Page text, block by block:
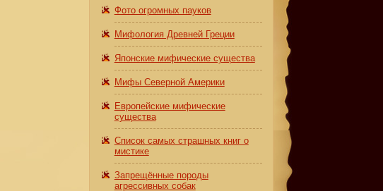
Фото огромных пауков
Мифология Древней Греции
Японские мифические существа
Мифы Северной Америки
Европейские мифические
существа
Список самых страшных книг о
мистике
Запрещённые породы
агрессивных собак